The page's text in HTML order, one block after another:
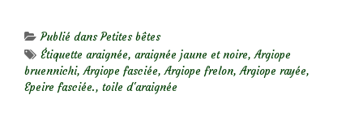
Publié dansPetites bêtes
Étiquette araignée, araignée jaune et noire,Argiope
bruennichi,Argiope fasciée,Argiope frelon,Argiope rayée,
Epeire fasciée., toile d'araignée